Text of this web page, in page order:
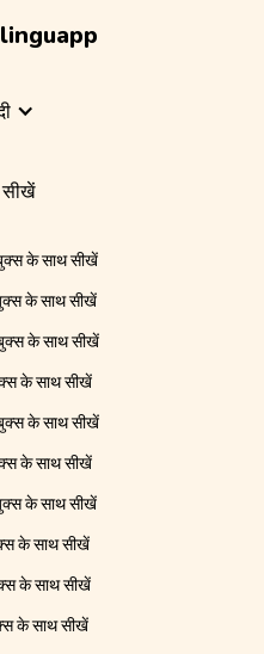
सीखें
के साथ सीखें
के साथ सीखें
के साथ सीखें
के साथ सीखें
के साथ सीखें
के साथ सीखें
के साथ सीखें
के साथ सीखें
के साथ सीखें
के साथ सीखें